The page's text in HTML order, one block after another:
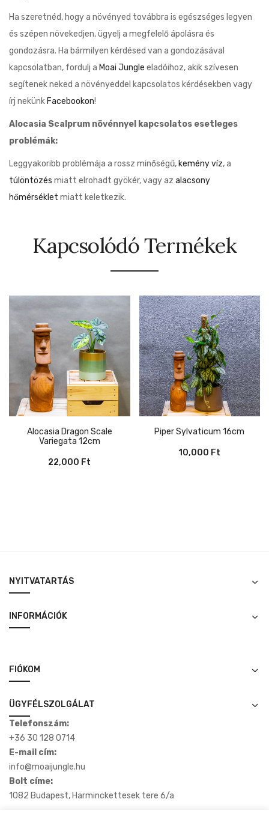
Ha szeretnéd, hogy a növényed továbbra is egészséges legyen
és szépen növekedjen, ügyelj a megfelelő ápolásra és
gondozásra. Ha bármilyen kérdésed van a gondozásával
kapcsolatban, fordulj a Moai Jungle eladóihoz, akik szívesen
segítenek neked a növényeddel kapcsolatos kérdésekben vagy
írj nekünk Facebookon!
Alocasia Scalprum növénnyel kapcsolatos esetleges
problémák:
Leggyakoribb problémája a rossz minőségű, kemény víz, a
túlöntözés miatt elrohadt gyökér, vagy az alacsony
hőmérséklet miatt keletkezik.
Kapcsolódó Termékek
Alocasia Dragon Scale
Variegata 12cm
22,000 Ft
Piper Sylvaticum 16cm
10,000 Ft
NYITVATARTÁS
INFORMÁCIÓK
FIÓKOM
ÜGYFÉLSZOLGÁLAT
Telefonszám:
+36 30 128 0714
E-mail cím:
info@moaijungle.hu
Bolt címe:
1082 Budapest, Harminckettesek tere 6/a